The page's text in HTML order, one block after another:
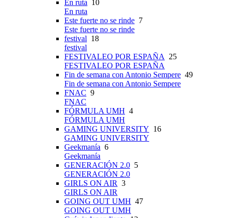
En ruta 10
En ruta
Este fuerte no se rinde 7
Este fuerte no se rinde
festival 18
festival
FESTIVALEO POR ESPAÑA
25
FESTIVALEO POR ESPAÑA
Fin de semana con Antonio Sempere 49
Fin de semana con Antonio Sempere
FNAC 9
FNAC
FÓRMULA UMH 4
FÓRMULA UMH
GAMING UNIVERSITY 16
GAMING UNIVERSITY
Geekmanía 6
Geekmanía
GENERACIÓN 2.0 5
GENERACIÓN 2.0
GIRLS ON AIR 3
GIRLS ON AIR
GOING OUT UMH 47
GOING OUT UMH